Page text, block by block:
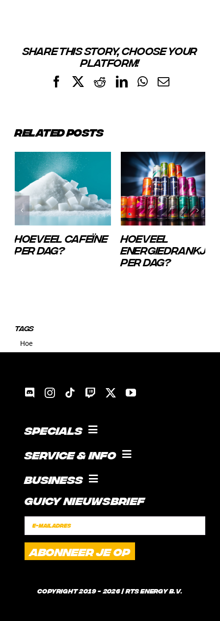
SHARE THIS STORY, CHOOSE YOUR
PLATFORM!
FacebookRedditLinkedInWhatsApp
Email
RELATED POSTS
HOEVEEL CAFEÏNE
PER DAG?
HOEVEEL
ENERGIEDRANKJES
PER DAG?
TAGS
Hoe
Specials
KOKEN MET GUICE!
Service & Info
VOORWAARDEN
SUPPORT
CONTACT
FAQ
VERZENDINGSTIJDEN
Business
STAGE
SPONSORSHIP
Guicy Nieuwsbrief
Copyright 2019 - 2026 | RTS Energy B.V.